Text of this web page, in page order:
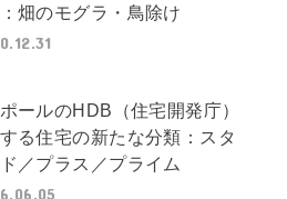
畑のモグラ・鳥除け
ールのHDB（住宅開発庁）
る住宅の新たな分類：スタ
／プラス／プライム